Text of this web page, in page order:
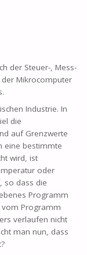
der Steuer-, Mess-
Mikrocomputer
Industrie. In
die
auf Grenzwerte
eine bestimmte
wird, ist
oder
so dass die
Programm
vom Programm
verlaufen nicht
man nun, dass